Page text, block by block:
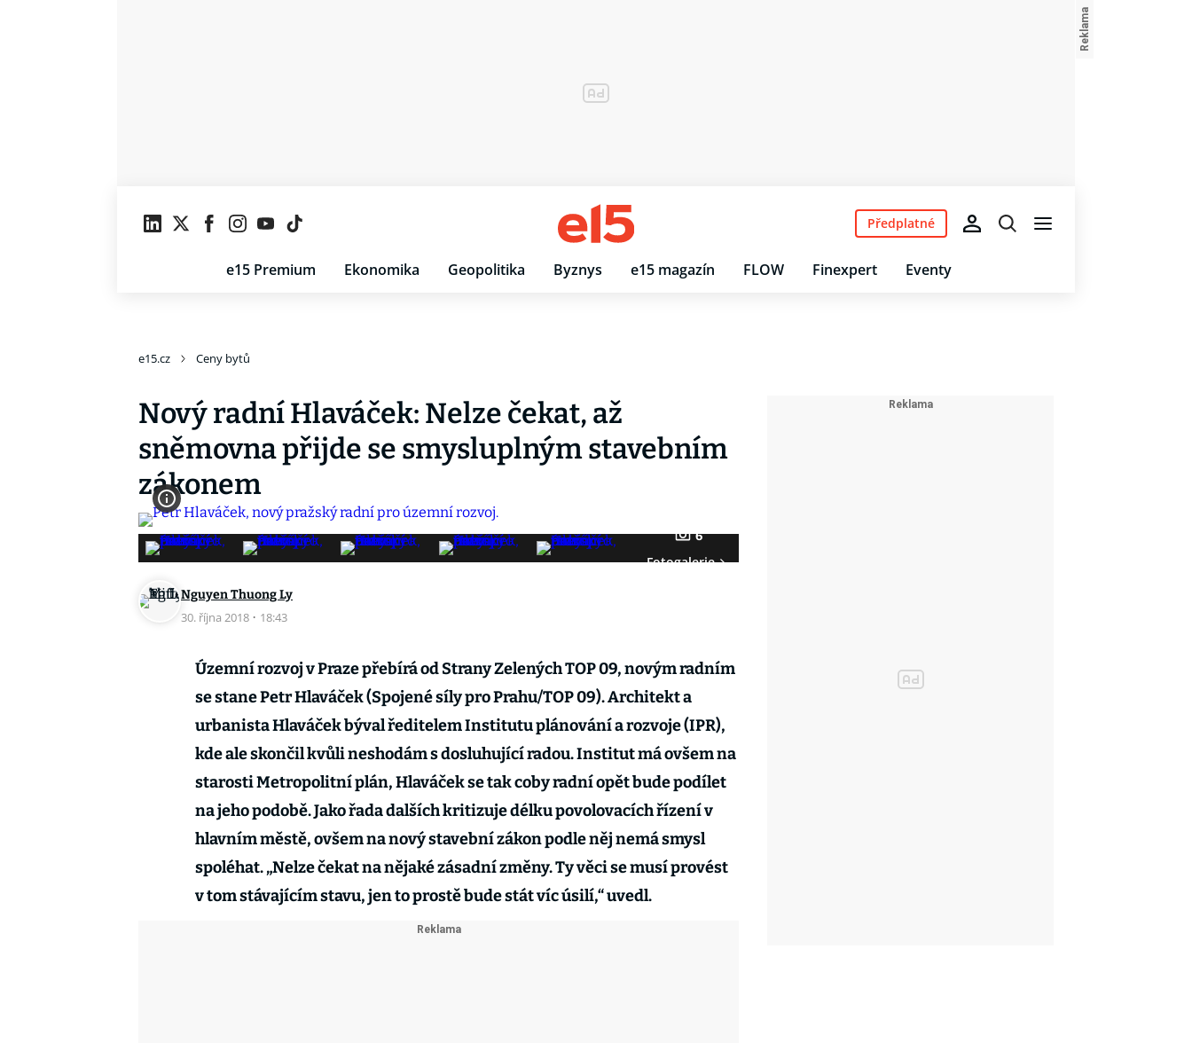
e15 Premium Ekonomika Geopolitika Byznys e15 magazín FLOW Finexpert Eventy
Předplatné
e15.cz Ceny bytů
Nový radní Hlaváček: Nelze čekat, až
sněmovna přijde se smysluplným stavebním
zákonem
6
Fotogalerie
Nguyen Thuong Ly
30. října 2018 · 18:43
Územní rozvoj v Praze přebírá od Strany Zelených TOP 09, novým radním
se stane Petr Hlaváček (Spojené síly pro Prahu/TOP 09). Architekt a
urbanista Hlaváček býval ředitelem Institutu plánování a rozvoje (IPR),
kde ale skončil kvůli neshodám s dosluhující radou. Institut má ovšem na
starosti Metropolitní plán, Hlaváček se tak coby radní opět bude podílet
na jeho podobě. Jako řada dalších kritizuje délku povolovacích řízení v
hlavním městě, ovšem na nový stavební zákon podle něj nemá smysl
spoléhat. „Nelze čekat na nějaké zásadní změny. Ty věci se musí provést
v tom stávajícím stavu, jen to prostě bude stát víc úsilí,“ uvedl.